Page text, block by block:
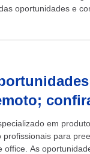
oportunidades e
em
para
As